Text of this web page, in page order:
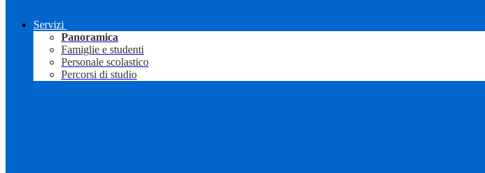
Servizi
Panoramica
Famiglie e studenti
Personale scolastico
Percorsi di studio